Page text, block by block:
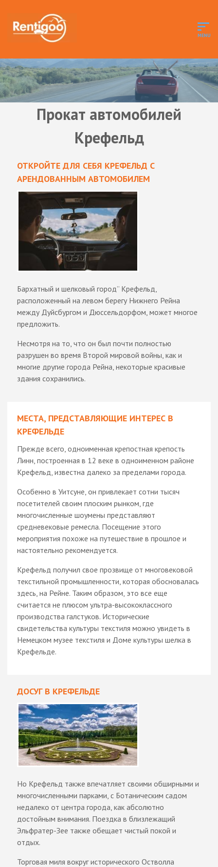
Прокат автомобилей
Крефельд
ОТКРОЙТЕ ДЛЯ СЕБЯ КРЕФЕЛЬД С
АРЕНДОВАННЫМ АВТОМОБИЛЕМ
Бархатный и шелковый город” Крефельд,
расположенный на левом берегу Нижнего Рейна
между Дуйсбургом и Дюссельдорфом, может многое
предложить.
Несмотря на то, что он был почти полностью
разрушен во время Второй мировой войны, как и
многие другие города Рейна, некоторые красивые
здания сохранились.
МЕСТА, ПРЕДСТАВЛЯЮЩИЕ ИНТЕРЕС В
КРЕФЕЛЬДЕ
Прежде всего, одноименная крепостная крепость
Линн, построенная в 12 веке в одноименном районе
Крефельд, известна далеко за пределами города.
Особенно в Уитсуне, он привлекает сотни тысяч
посетителей своим плоским рынком, где
многочисленные шоумены представляют
средневековые ремесла. Посещение этого
мероприятия похоже на путешествие в прошлое и
настоятельно рекомендуется.
Крефельд получил свое прозвище от многовековой
текстильной промышленности, которая обосновалась
здесь, на Рейне. Таким образом, это все еще
считается не плюсом ультра-высококлассного
производства галстуков. Исторические
свидетельства культуры текстиля можно увидеть в
Немецком музее текстиля и Доме культуры шелка в
Крефельде.
ДОСУГ В КРЕФЕЛЬДЕ
Но Крефельд также впечатляет своими обширными и
многочисленными парками, с Ботаническим садом
недалеко от центра города, как абсолютно
достойным внимания. Поездка в близлежащий
Эльфратер-Зее также обещает чистый покой и
отдых.
Торговая миля вокруг исторического Остволла